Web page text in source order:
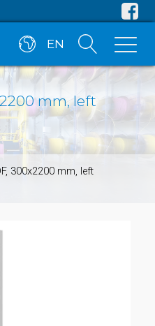
EN
mm, left
300x2200 mm, left